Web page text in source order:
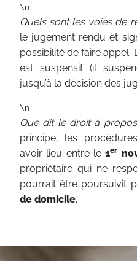
\n
Quels sont les voies de
le jugement rendu et
possibilité de faire appel.
est suspensif (il
jusqu’à la décision des
\n
Que dit le droit à
principe, les
avoir lieu entre le1er
propriétaire qui ne
pourrait être poursuivit
de domicile.